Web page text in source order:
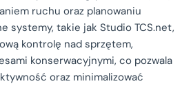
ruchu oraz planowaniu
systemy, takie jak Studio TCS.net,
kontrolę nad sprzętem,
konserwacyjnymi, co pozwala
oraz minimalizować